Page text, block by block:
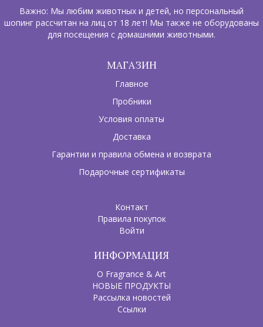
Важно: Мы любим животных и детей, но персональный
шопинг рассчитан на лиц от 18 лет! Мы также не оборудованы
для посещения с домашними животными.
МАГАЗИН
Главное
Пробники
Условия оплаты
Доставка
Гарантии и правила обмена и возврата
Подарочные сертификаты
Контакт
Правила покупок
Войти
ИНФОРМАЦИЯ
О Fragrance & Art
НОВЫЕ ПРОДУКТЫ
Рассылка новостей
Ссылки